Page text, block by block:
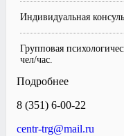
Индивидуальная
Групповая
чел/час.
Подробнее
8 (351) 6-00-22
centr-trg@mail.ru